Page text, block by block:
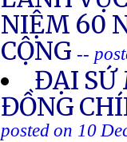
NIỆM 60
CỘNG --
ĐẠI SỨ
ĐỒNG